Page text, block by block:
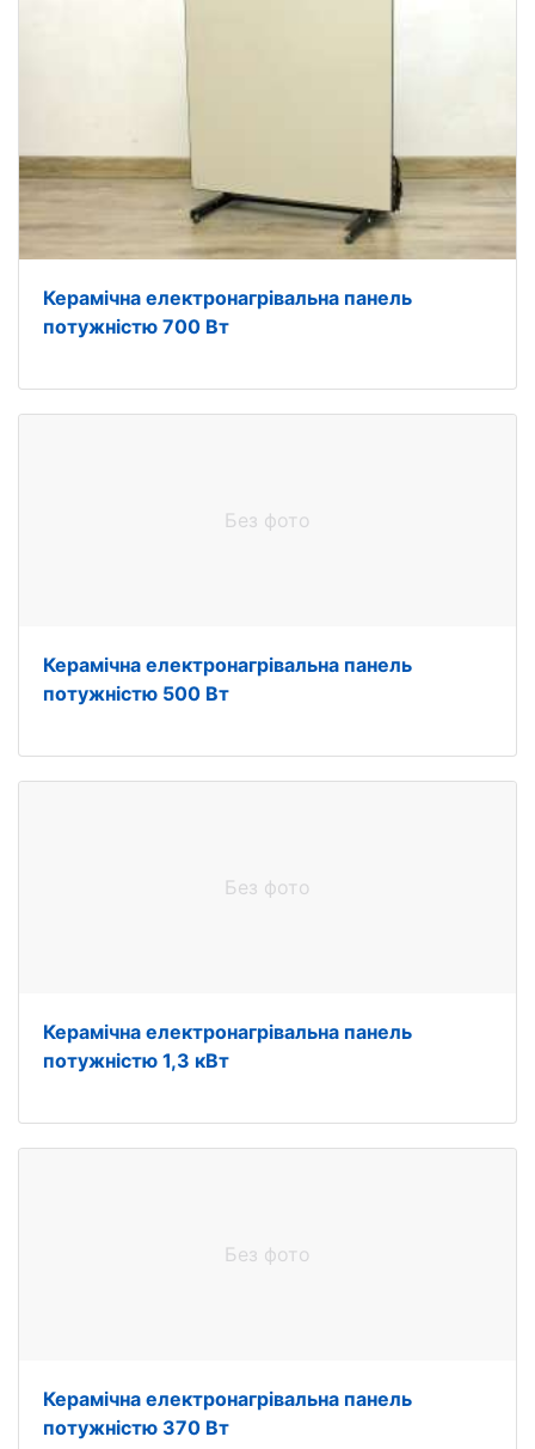
Керамічна електронагрівальна панель
потужністю 700 Вт
Без фото
Керамічна електронагрівальна панель
потужністю 500 Вт
Без фото
Керамічна електронагрівальна панель
потужністю 1,3 кВт
Без фото
Керамічна електронагрівальна панель
потужністю 370 Вт